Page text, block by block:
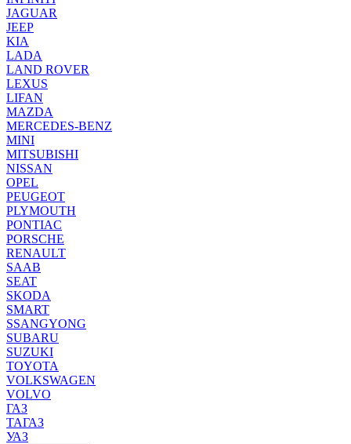
JAGUAR
JEEP
KIA
LADA
LAND ROVER
LEXUS
LIFAN
MAZDA
MERCEDES-BENZ
MINI
MITSUBISHI
NISSAN
OPEL
PEUGEOT
PLYMOUTH
PONTIAC
PORSCHE
RENAULT
SAAB
SEAT
SKODA
SMART
SSANGYONG
SUBARU
SUZUKI
TOYOTA
VOLKSWAGEN
VOLVO
ГАЗ
ТАГАЗ
УАЗ